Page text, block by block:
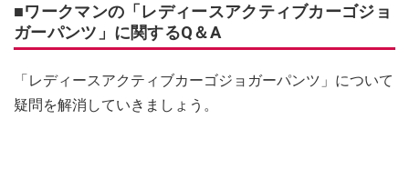
■ワークマンの「レディースアクティブカーゴジョ
ガーパンツ」に関するQ＆A
「レディースアクティブカーゴジョガーパンツ」について
疑問を解消していきましょう。